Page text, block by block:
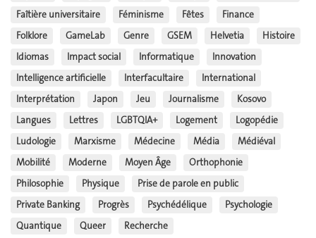
Faîtière universitaire
Féminisme Fêtes
Finance
Folklore
GameLab Genre GSEM Helvetia
Histoire
Idiomas
Impact social Informatique
Innovation
Intelligence artificielle
Interfacultaire
International
Interprétation
Japon Jeu Journalisme
Kosovo
Langues
Lettres LGBTQIA+ Logement
Logopédie
Ludologie
Marxisme Médecine Média
Médiéval
Mobilité
Moderne Moyen Âge
Orthophonie
Philosophie
Physique
Prise de parole en public
Private Banking
Progrès Psychédélique
Psychologie
Quantique
Queer
Recherche